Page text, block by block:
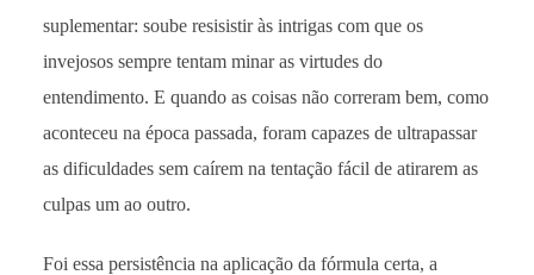
suplementar: soube resisistir às intrigas com que os
invejosos sempre tentam minar as virtudes do
entendimento. E quando as coisas não correram bem, como
aconteceu na época passada, foram capazes de ultrapassar
as dificuldades sem caírem na tentação fácil de atirarem as
culpas um ao outro.
Foi essa persistência na aplicação da fórmula certa, a